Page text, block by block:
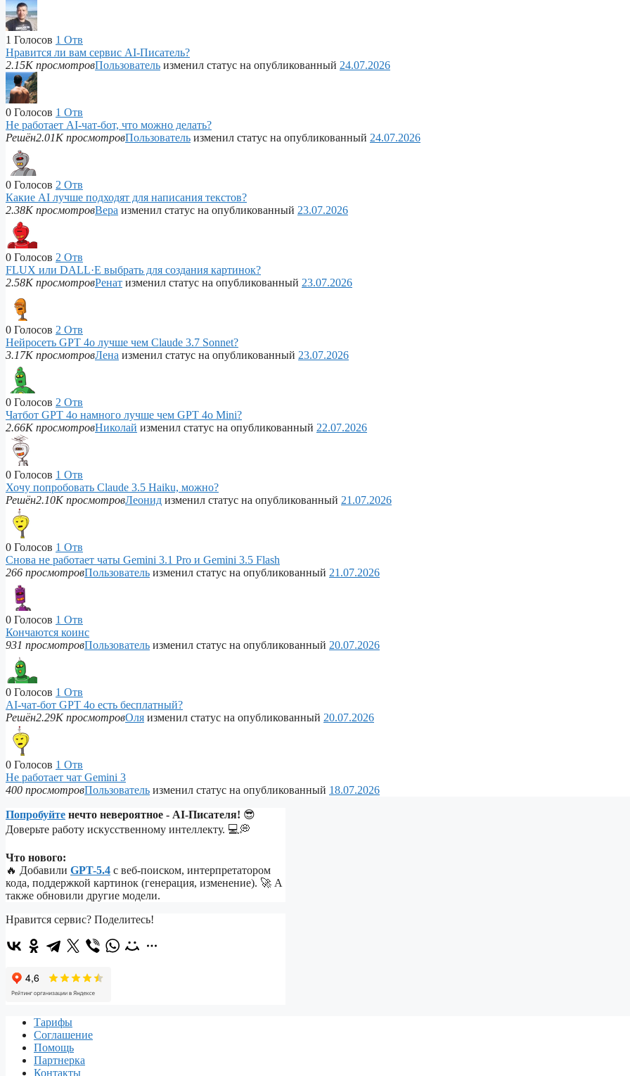
1 Голосов 1 Отв
Нравится ли вам сервис AI-Писатель?
2.15K просмотровПользователь изменил статус на опубликованный 24.07.2026
0 Голосов 1 Отв
Не работает AI-чат-бот, что можно делать?
Решён2.01K просмотровПользователь изменил статус на опубликованный 24.07.2026
0 Голосов 2 Отв
Какие AI лучше подходят для написания текстов?
2.38K просмотровВера изменил статус на опубликованный 23.07.2026
0 Голосов 2 Отв
FLUX или DALL·E выбрать для создания картинок?
2.58K просмотровРенат изменил статус на опубликованный 23.07.2026
0 Голосов 2 Отв
Нейросеть GPT 4o лучше чем Claude 3.7 Sonnet?
3.17K просмотровЛена изменил статус на опубликованный 23.07.2026
0 Голосов 2 Отв
Чатбот GPT 4o намного лучше чем GPT 4o Mini?
2.66K просмотровНиколай изменил статус на опубликованный 22.07.2026
0 Голосов 1 Отв
Хочу попробовать Claude 3.5 Haiku, можно?
Решён2.10K просмотровЛеонид изменил статус на опубликованный 21.07.2026
0 Голосов 1 Отв
Снова не работает чаты Gemini 3.1 Pro и Gemini 3.5 Flash
266 просмотровПользователь изменил статус на опубликованный 21.07.2026
0 Голосов 1 Отв
Кончаются коинс
931 просмотровПользователь изменил статус на опубликованный 20.07.2026
0 Голосов 1 Отв
AI-чат-бот GPT 4o есть бесплатный?
Решён2.29K просмотровОля изменил статус на опубликованный 20.07.2026
0 Голосов 1 Отв
Не работает чат Gemini 3
400 просмотровПользователь изменил статус на опубликованный 18.07.2026
Попробуйте нечто невероятное - AI-Писателя! 😎
Доверьте работу искусственному интеллекту. 💻💭
Что нового:
🔥 Добавили GPT-5.4 с веб-поиском, интерпретатором
кода, поддержкой картинок (генерация, изменение). 🚀 А
также обновили другие модели.
Нравится сервис? Поделитесь!
Тарифы
Соглашение
Помощь
Партнерка
Контакты